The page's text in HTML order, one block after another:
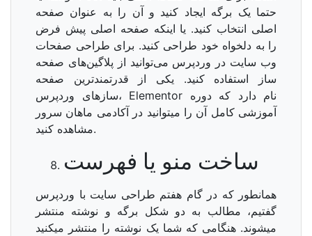
حتما یک برگه ایجاد کنید و آن را به عنوان صفحه
اصلی انتخاب کنید. یا اینکه صفحه اصلی پیش فرض
را به دلخواه خود طراحی کنید. برای طراحی صفحات
وب سایت در وردپرس می‌توانید از پلاگین‌های صفحه
ساز استفاده کنید. یکی از قدرتمندترین صفحه
سازهای وردپرس، Elementor نام دارد که دوره
آموزشی کامل آن را میتوانید در آکادمی ماهان سرور
مشاهده کنید.
ساخت منو یا فهرست
همانطور که در گام هفتم طراحی سایت با وردپرس
گفتیم، مطالب به دو شکل برگه و نوشته منتشر
میشوند. هنگامی که شما یک نوشته را منتشر میکنید